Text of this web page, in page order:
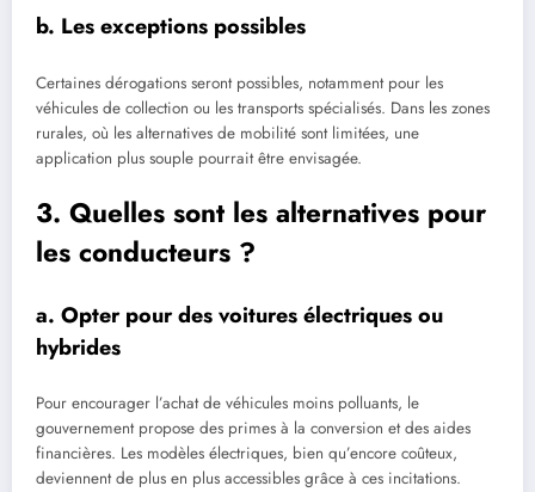
b. Les exceptions possibles
Certaines dérogations seront possibles, notamment pour les
véhicules de collection ou les transports spécialisés. Dans les zones
rurales, où les alternatives de mobilité sont limitées, une
application plus souple pourrait être envisagée.
3. Quelles sont les alternatives pour
les conducteurs ?
a. Opter pour des voitures électriques ou
hybrides
Pour encourager l’achat de véhicules moins polluants, le
gouvernement propose des primes à la conversion et des aides
financières. Les modèles électriques, bien qu’encore coûteux,
deviennent de plus en plus accessibles grâce à ces incitations.